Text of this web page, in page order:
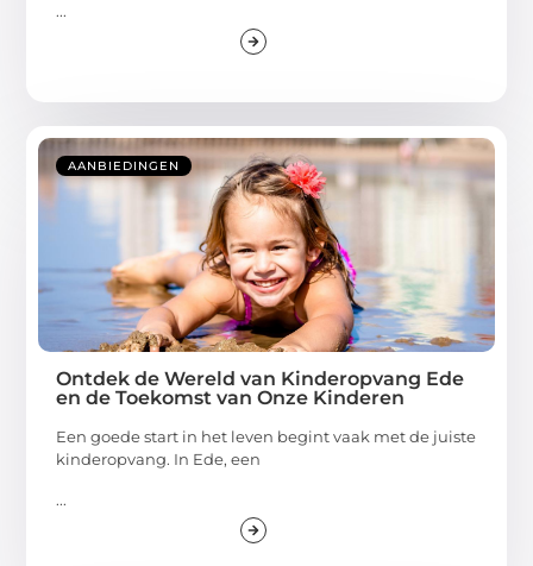
...
AANBIEDINGEN
Ontdek de Wereld van Kinderopvang Ede
en de Toekomst van Onze Kinderen
Een goede start in het leven begint vaak met de juiste
kinderopvang. In Ede, een
...